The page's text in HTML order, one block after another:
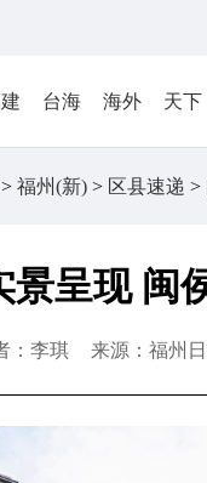
台海 海外 天下
> 福州(新) > 区县速递 >
景呈现 闽
：李琪 来源：福州